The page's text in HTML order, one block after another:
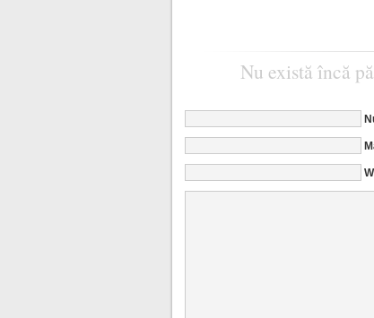
Nu există încă